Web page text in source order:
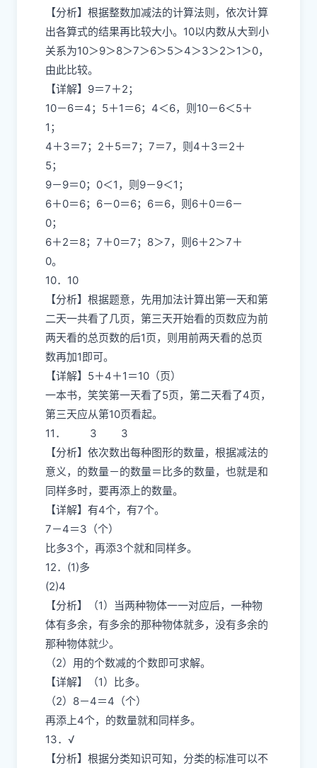
【分析】根据整数加减法的计算法则，依次计算
出各算式的结果再比较大小。10以内数从大到小
关系为10＞9＞8＞7＞6＞5＞4＞3＞2＞1＞0，
由此比较。
【详解】9＝7＋2；
10－6＝4；5＋1＝6；4＜6，则10－6＜5＋
1；
4＋3＝7；2＋5＝7；7＝7，则4＋3＝2＋
5；
9－9＝0；0＜1，则9－9＜1；
6＋0＝6；6－0＝6；6＝6，则6＋0＝6－
0；
6＋2＝8；7＋0＝7；8＞7，则6＋2＞7＋
0。
10．10
【分析】根据题意，先用加法计算出第一天和第
二天一共看了几页，第三天开始看的页数应为前
两天看的总页数的后1页，则用前两天看的总页
数再加1即可。
【详解】5＋4＋1＝10（页）
一本书，笑笑第一天看了5页，第二天看了4页，
第三天应从第10页看起。
11． 3 3
【分析】依次数出每种图形的数量，根据减法的
意义，的数量－的数量＝比多的数量，也就是和
同样多时，要再添上的数量。
【详解】有4个，有7个。
7－4＝3（个）
比多3个，再添3个就和同样多。
12．(1)多
(2)4
【分析】（1）当两种物体一一对应后，一种物
体有多余，有多余的那种物体就多，没有多余的
那种物体就少。
（2）用的个数减的个数即可求解。
【详解】（1）比多。
（2）8－4＝4（个）
再添上4个，的数量就和同样多。
13．√
【分析】根据分类知识可知，分类的标准可以不